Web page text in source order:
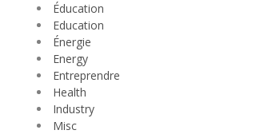
Éducation
Education
Énergie
Energy
Entreprendre
Health
Industry
Misc